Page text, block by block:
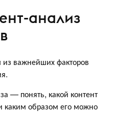
анализ
из важнейших факторов
— понять, какой контент
каким образом его можно